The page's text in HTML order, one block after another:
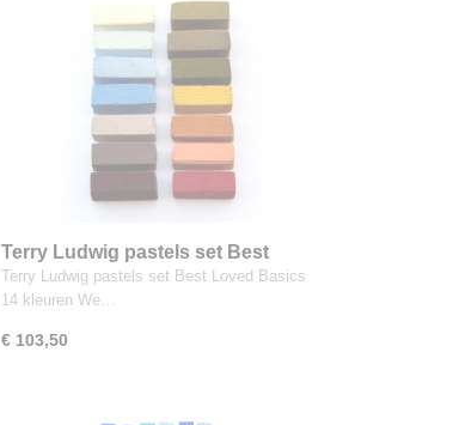
Terry Ludwig pastels set Best
Loved Basics 14 kleuren
UITVERKOCHT
Terry Ludwig pastels set Best Loved Basics
14 kleuren We…
€ 103,50